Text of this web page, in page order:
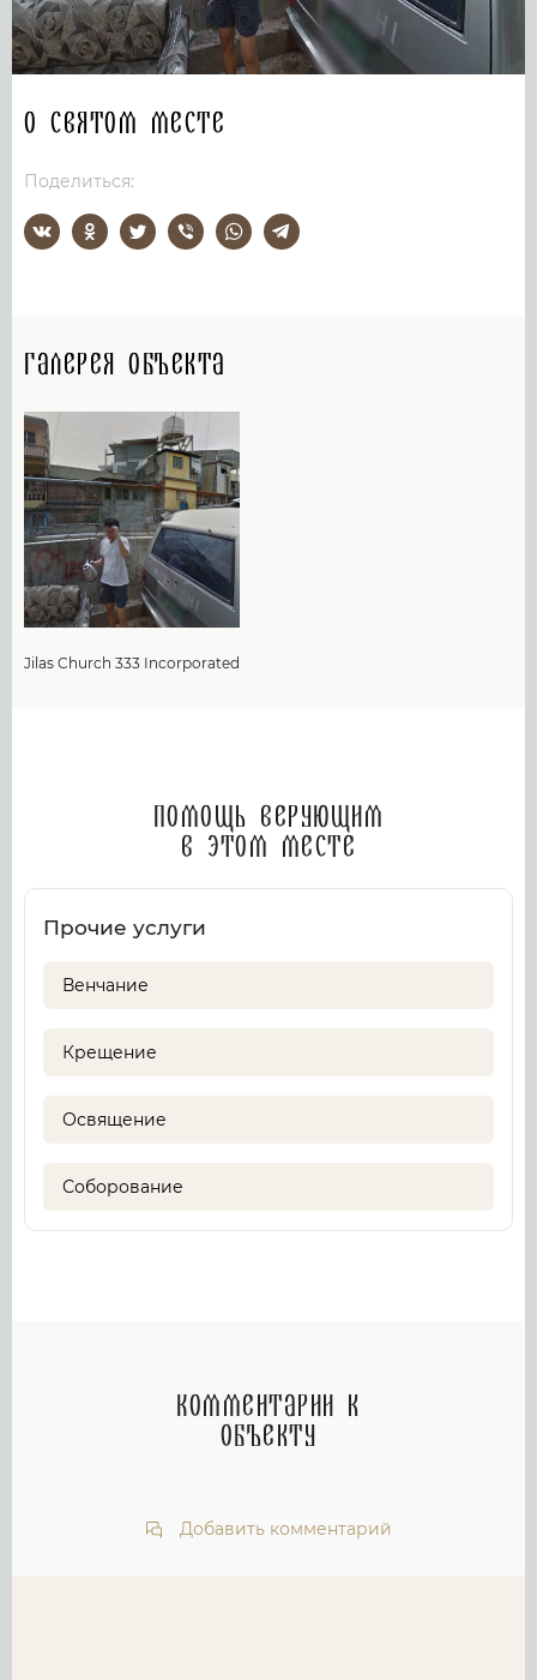
О святом месте
Поделиться:
Галерея объекта
Jilas Church 333 Incorporated
Помощь верующим
в этом месте
Прочие услуги
Венчание
Крещение
Освящение
Соборование
Комментарии к
объекту
Добавить комментарий